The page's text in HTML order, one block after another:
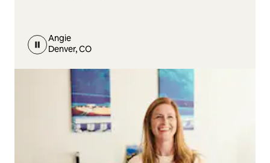
Angie
Denver, CO